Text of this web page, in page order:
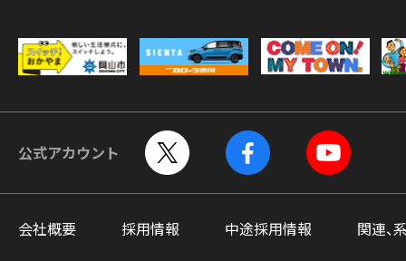
公式アカウント
会社概要 採用情報 中途採用情報 関連、